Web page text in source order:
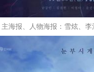
主海报、人物海报：雪炫、